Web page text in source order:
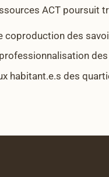
ACT poursuit
coproduction des
habitant.e.s des